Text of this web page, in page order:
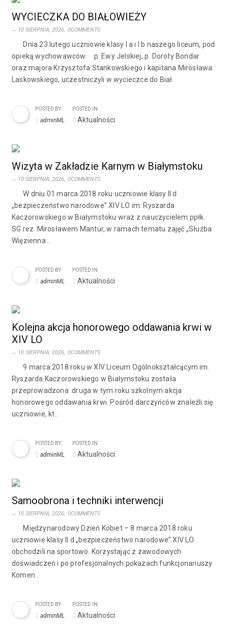
WYCIECZKA DO BIAŁOWIEŻY
10 SIERPNIA, 2026, 0COMMENTS
Dnia 23 lutego uczniowie klasy I a i I b naszego liceum, pod
opieką wychowawców: p. Ewy Jelskiej, p. Doroty Bondar
oraz majora Krzysztofa Stankowskiego i kapitana Mirosława
Laskowskiego, uczestniczyli w wycieczce do Biał..
POSTED BY
adminML
POSTED IN
Aktualności
Wizyta w Zakładzie Karnym w Białymstoku
10 SIERPNIA, 2026, 0COMMENTS
W dniu 01 marca 2018 roku uczniowie klasy II d
„bezpieczeństwo narodowe” XIV LO im. Ryszarda
Kaczorowskiego w Białymstoku wraz z nauczycielem ppłk.
SG rez. Mirosławem Mantur, w ramach tematu zajęć „Służba
Więzienna ..
POSTED BY
adminML
POSTED IN
Aktualności
Kolejna akcja honorowego oddawania krwi w
XIV LO
10 SIERPNIA, 2026, 0COMMENTS
9 marca 2018 roku w XIV Liceum Ogólnokształcącym im.
Ryszarda Kaczorowskiego w Białymstoku została
przeprowadzona druga w tym roku szkolnym akcja
honorowego oddawania krwi. Pośród darczyńców znaleźli się
uczniowie, kt..
POSTED BY
adminML
POSTED IN
Aktualności
Samoobrona i techniki interwencji
10 SIERPNIA, 2026, 0COMMENTS
Międzynarodowy Dzień Kobiet – 8 marca 2018 roku
uczniowie klasy II d „bezpieczeństwo narodowe” XIV LO
obchodzili na sportowo. Korzystając z zawodowych
doświadczeń i po profesjonalnych pokazach funkcjonariuszy
Komen..
POSTED BY
adminML
POSTED IN
Aktualności